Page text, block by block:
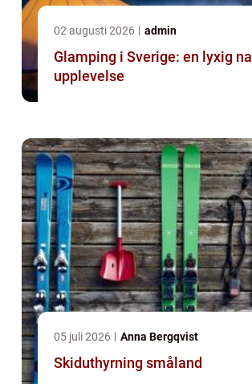
02 augusti 2026 admin
Glamping i Sverige: en lyxig
upplevelse
05 juli 2026 Anna Bergqvist
Skiduthyrning småland